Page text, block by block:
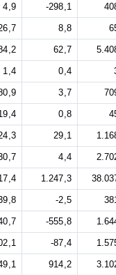
4,9 -298,1
8,8
62,7
1,4 0,4
3,7
0,8
29,1
4,4
1.247,3
-2,5
-555,8
-87,4
914,2